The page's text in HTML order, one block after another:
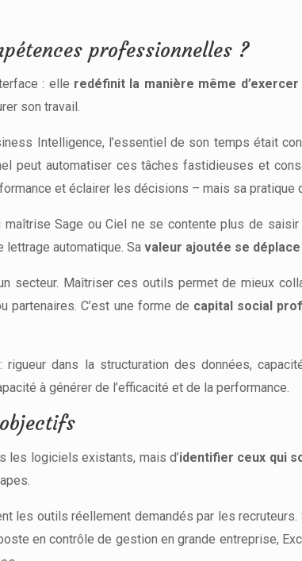
professionnelles ?
: elle redéfinit la manière même
son travail.
Intelligence, l’essentiel de son temps était
peut automatiser ces tâches fastidieuses et
et éclairer les décisions – mais sa
Sage ou Ciel ne se contente plus de
automatique. Sa valeur ajoutée se déplace
secteur. Maîtriser ces outils permet de mieux
C’est une forme de capital social
dans la structuration des données,
à générer de l’efficacité et de la performance.
les logiciels existants, mais d’identifier ceux qui
les outils réellement demandés par les
en contrôle de gestion en grande entreprise,